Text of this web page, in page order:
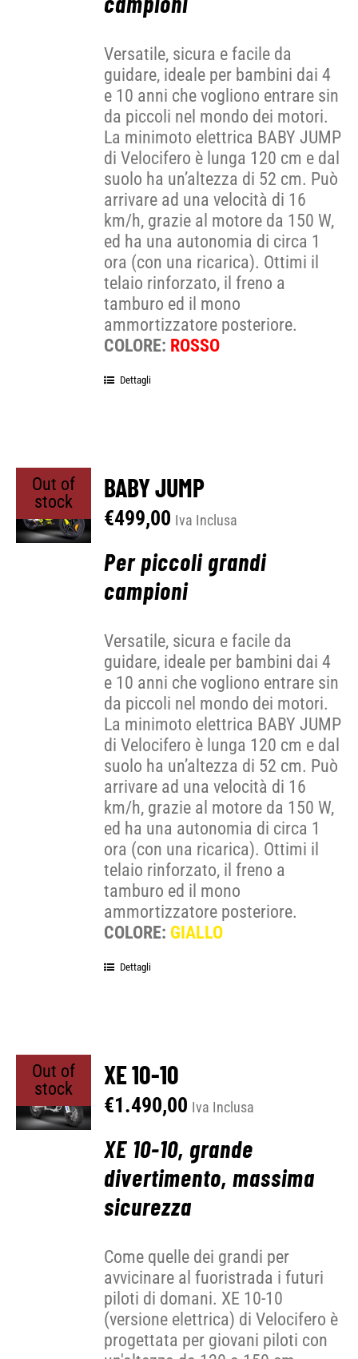
Versatile, sicura e facile da
guidare, ideale per bambini dai 4
e 10 anni che vogliono entrare sin
da piccoli nel mondo dei motori.
La minimoto elettrica BABY JUMP
di Velocifero è lunga 120 cm e dal
suolo ha un’altezza di 52 cm. Può
arrivare ad una velocità di 16
km/h, grazie al motore da 150 W,
ed ha una autonomia di circa 1
ora (con una ricarica). Ottimi il
telaio rinforzato, il freno a
tamburo ed il mono
ammortizzatore posteriore.
COLORE: ROSSO
Dettagli
Out of
stock
BABY JUMP
€499,00 Iva Inclusa
Per piccoli grandi
campioni
Versatile, sicura e facile da
guidare, ideale per bambini dai 4
e 10 anni che vogliono entrare sin
da piccoli nel mondo dei motori.
La minimoto elettrica BABY JUMP
di Velocifero è lunga 120 cm e dal
suolo ha un’altezza di 52 cm. Può
arrivare ad una velocità di 16
km/h, grazie al motore da 150 W,
ed ha una autonomia di circa 1
ora (con una ricarica). Ottimi il
telaio rinforzato, il freno a
tamburo ed il mono
ammortizzatore posteriore.
COLORE: GIALLO
Dettagli
Out of
stock
XE 10-10
€1.490,00 Iva Inclusa
XE 10-10, grande
divertimento, massima
sicurezza
Come quelle dei grandi per
avvicinare al fuoristrada i futuri
piloti di domani. XE 10-10
(versione elettrica) di Velocifero è
progettata per giovani piloti con